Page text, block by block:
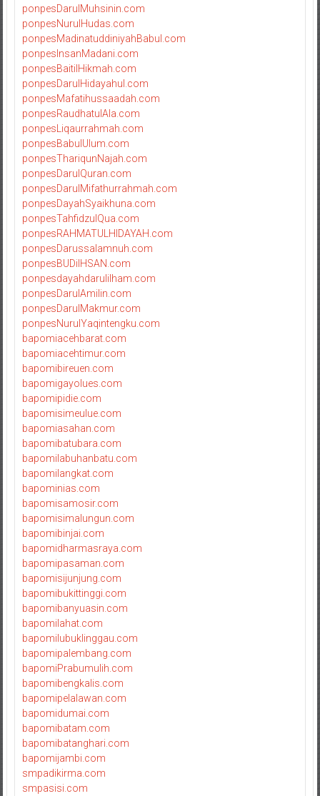
ponpesDarulMuhsinin.com
ponpesNurulHudas.com
ponpesMadinatuddiniyahBabul.com
ponpesInsanMadani.com
ponpesBaitilHikmah.com
ponpesDarulHidayahul.com
ponpesMafatihussaadah.com
ponpesRaudhatulAla.com
ponpesLiqaurrahmah.com
ponpesBabulUlum.com
ponpesThariqunNajah.com
ponpesDarulQuran.com
ponpesDarulMifathurrahmah.com
ponpesDayahSyaikhuna.com
ponpesTahfidzulQua.com
ponpesRAHMATULHIDAYAH.com
ponpesDarussalamnuh.com
ponpesBUDiIHSAN.com
ponpesdayahdarulilham.com
ponpesDarulAmilin.com
ponpesDarulMakmur.com
ponpesNurulYaqintengku.com
bapomiacehbarat.com
bapomiacehtimur.com
bapomibireuen.com
bapomigayolues.com
bapomipidie.com
bapomisimeulue.com
bapomiasahan.com
bapomibatubara.com
bapomilabuhanbatu.com
bapomilangkat.com
bapominias.com
bapomisamosir.com
bapomisimalungun.com
bapomibinjai.com
bapomidharmasraya.com
bapomipasaman.com
bapomisijunjung.com
bapomibukittinggi.com
bapomibanyuasin.com
bapomilahat.com
bapomilubuklinggau.com
bapomipalembang.com
bapomiPrabumulih.com
bapomibengkalis.com
bapomipelalawan.com
bapomidumai.com
bapomibatam.com
bapomibatanghari.com
bapomijambi.com
smpadikirma.com
smpasisi.com